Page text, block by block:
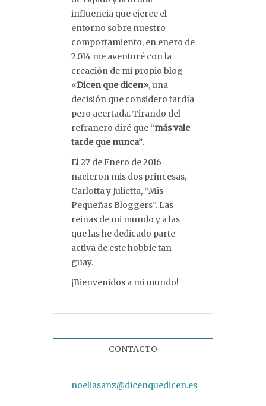
influencia que ejerce el
entorno sobre nuestro
comportamiento, en enero de
2.014 me aventuré con la
creación de mi propio blog
«Dicen que dicen», una
decisión que considero tardía
pero acertada. Tirando del
refranero diré que “más vale
tarde que nunca”.
El 27 de Enero de 2016
nacieron mis dos princesas,
Carlotta y Julietta, “Mis
Pequeñas Bloggers”. Las
reinas de mi mundo y a las
que las he dedicado parte
activa de este hobbie tan
guay.
¡Bienvenidos a mi mundo!
CONTACTO
noeliasanz@dicenquedicen.es